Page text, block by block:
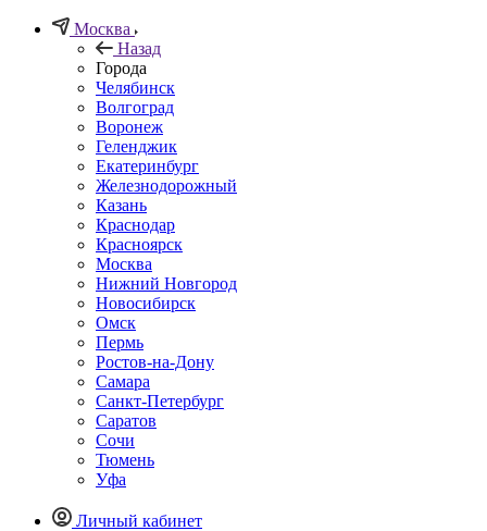
Москва
Назад
Города
Челябинск
Волгоград
Воронеж
Геленджик
Екатеринбург
Железнодорожный
Казань
Краснодар
Красноярск
Москва
Нижний Новгород
Новосибирск
Омск
Пермь
Ростов-на-Дону
Самара
Санкт-Петербург
Саратов
Сочи
Тюмень
Уфа
Личный кабинет